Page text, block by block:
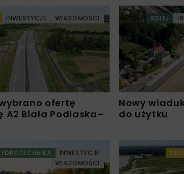
INWESTYCJE WIADOMOŚCI
ofertę
A2 Biała Podlaska–
KOLEJ
Nowy
do użytku
INWESTYCJE
WIADOMOŚCI